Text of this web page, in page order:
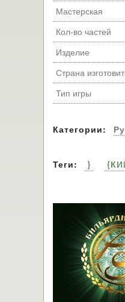
Мастерская
Кол-во частей
Изделие
Страна
Тип игры
Категории:
Теги: }